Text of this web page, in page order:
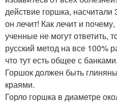
действие горшка,
он лечит! Как лечит и
ученные не могут ответить,
русский метод на все 100%
что тут есть общее с банками.
Горшок должен быть
краями.
Горло горшка в диаметре